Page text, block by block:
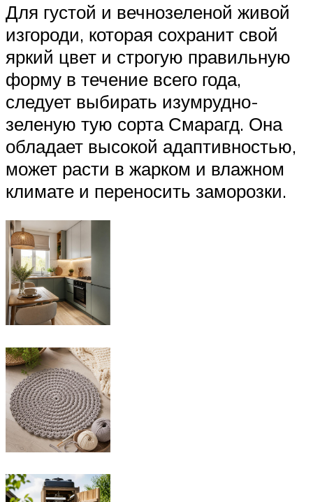
Для густой и вечнозеленой живой
изгороди, которая сохранит свой
яркий цвет и строгую правильную
форму в течение всего года,
следует выбирать изумрудно-
зеленую тую сорта Смарагд. Она
обладает высокой адаптивностью,
может расти в жарком и влажном
климате и переносить заморозки.